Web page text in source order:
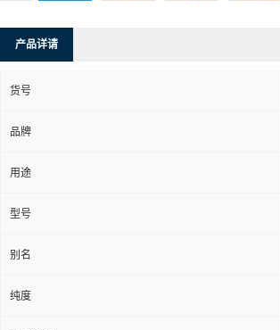
产品详请
货号
品牌
用途
型号
别名
纯度